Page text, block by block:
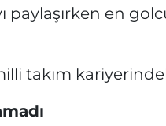
paylaşırken en
takım